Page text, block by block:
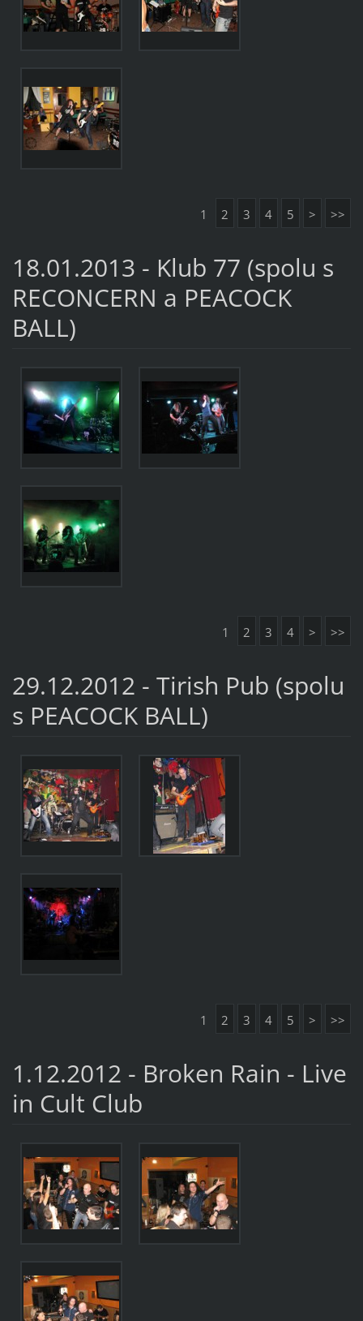
1 2 3 4 5 > >>
18.01.2013 - Klub 77 (spolu s
RECONCERN a PEACOCK
BALL)
1 2 3 4 > >>
29.12.2012 - Tirish Pub (spolu
s PEACOCK BALL)
1 2 3 4 5 > >>
1.12.2012 - Broken Rain - Live
in Cult Club